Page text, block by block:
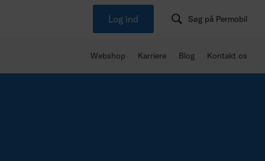
Log ind Søg på Permobil
Webshop Karriere Blog Kontakt os